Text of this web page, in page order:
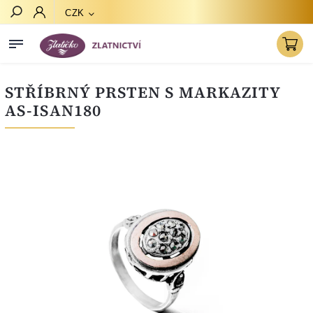
CZK
STŘÍBRNÝ PRSTEN S MARKAZITY
AS-ISAN180